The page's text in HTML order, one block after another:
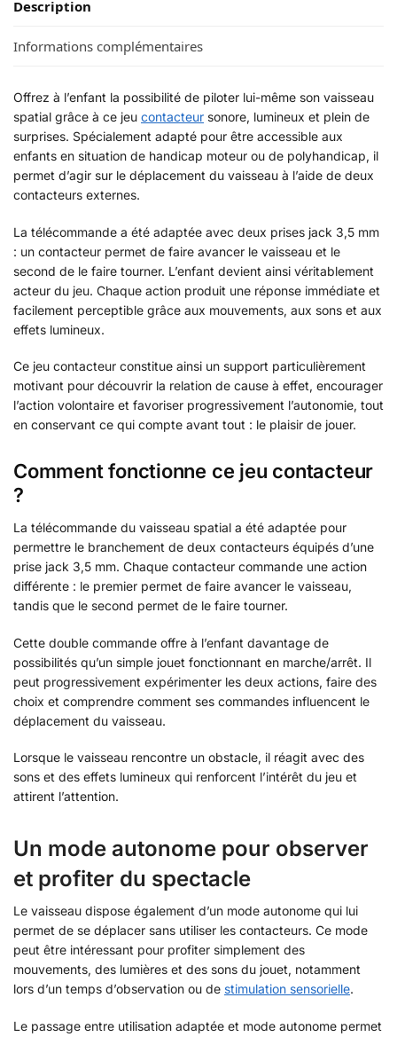
Description
Informations complémentaires
Offrez à l’enfant la possibilité de piloter lui-même son vaisseau
spatial grâce à ce jeu contacteur sonore, lumineux et plein de
surprises. Spécialement adapté pour être accessible aux
enfants en situation de handicap moteur ou de polyhandicap, il
permet d’agir sur le déplacement du vaisseau à l’aide de deux
contacteurs externes.
La télécommande a été adaptée avec deux prises jack 3,5 mm
: un contacteur permet de faire avancer le vaisseau et le
second de le faire tourner. L’enfant devient ainsi véritablement
acteur du jeu. Chaque action produit une réponse immédiate et
facilement perceptible grâce aux mouvements, aux sons et aux
effets lumineux.
Ce jeu contacteur constitue ainsi un support particulièrement
motivant pour découvrir la relation de cause à effet, encourager
l’action volontaire et favoriser progressivement l’autonomie, tout
en conservant ce qui compte avant tout : le plaisir de jouer.
Comment fonctionne ce jeu contacteur
?
La télécommande du vaisseau spatial a été adaptée pour
permettre le branchement de deux contacteurs équipés d’une
prise jack 3,5 mm. Chaque contacteur commande une action
différente : le premier permet de faire avancer le vaisseau,
tandis que le second permet de le faire tourner.
Cette double commande offre à l’enfant davantage de
possibilités qu’un simple jouet fonctionnant en marche/arrêt. Il
peut progressivement expérimenter les deux actions, faire des
choix et comprendre comment ses commandes influencent le
déplacement du vaisseau.
Lorsque le vaisseau rencontre un obstacle, il réagit avec des
sons et des effets lumineux qui renforcent l’intérêt du jeu et
attirent l’attention.
Un mode autonome pour observer
et profiter du spectacle
Le vaisseau dispose également d’un mode autonome qui lui
permet de se déplacer sans utiliser les contacteurs. Ce mode
peut être intéressant pour profiter simplement des
mouvements, des lumières et des sons du jouet, notamment
lors d’un temps d’observation ou de stimulation sensorielle.
Le passage entre utilisation adaptée et mode autonome permet